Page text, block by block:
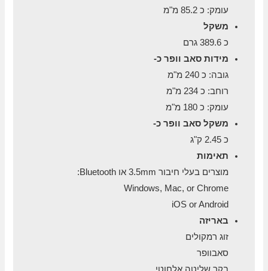
עומק: כ 85.2 מ"מ
משקל
כ 389.6 גרם
מידות סאב וופר כ-
גובה: כ 240 מ"מ
רוחב: כ 234 מ"מ
עומק: כ 180 מ"מ
משקל סאב וופר כ-
כ 2.45 ק"ג
תאימות
מוצרים בעלי חיבור 3.5mm או Bluetooth:
Windows, Mac, or Chrome
iOS or Android
באריזה
זוג רמקולים
סאבוופר